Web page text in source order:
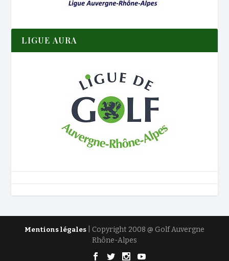
LIGUE AURA
Mentions légales | Copyright 2008 @ Golf Auvergne
Rhône-Alpes